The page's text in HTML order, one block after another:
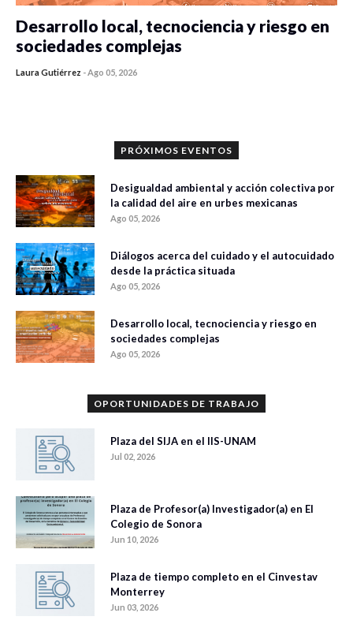
Desarrollo local, tecnociencia y riesgo en
sociedades complejas
Laura Gutiérrez -Ago 05, 2026
PRÓXIMOS EVENTOS
Desigualdad ambiental y acción colectiva por
la calidad del aire en urbes mexicanas
Ago 05, 2026
Diálogos acerca del cuidado y el autocuidado
desde la práctica situada
Ago 05, 2026
Desarrollo local, tecnociencia y riesgo en
sociedades complejas
Ago 05, 2026
OPORTUNIDADES DE TRABAJO
Plaza del SIJA en el IIS-UNAM
Jul 02, 2026
Plaza de Profesor(a) Investigador(a) en El
Colegio de Sonora
Jun 10, 2026
Plaza de tiempo completo en el Cinvestav
Monterrey
Jun 03, 2026